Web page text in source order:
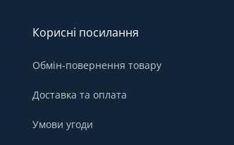
Корисні посилання
Обмін-повернення товару
Доставка та оплата
Умови угоди